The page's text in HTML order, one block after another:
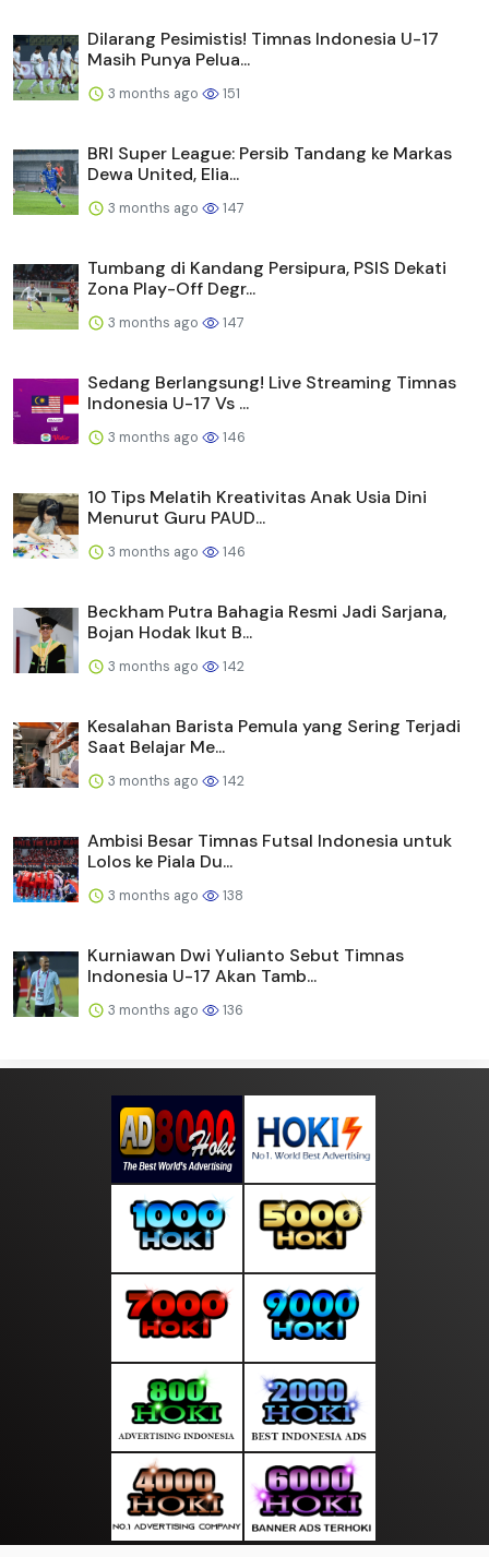
Dilarang Pesimistis! Timnas Indonesia U-17
Masih Punya Pelua...
3 months ago 151
BRI Super League: Persib Tandang ke Markas
Dewa United, Elia...
3 months ago 147
Tumbang di Kandang Persipura, PSIS Dekati
Zona Play-Off Degr...
3 months ago 147
Sedang Berlangsung! Live Streaming Timnas
Indonesia U-17 Vs ...
3 months ago 146
10 Tips Melatih Kreativitas Anak Usia Dini
Menurut Guru PAUD...
3 months ago 146
Beckham Putra Bahagia Resmi Jadi Sarjana,
Bojan Hodak Ikut B...
3 months ago 142
Kesalahan Barista Pemula yang Sering Terjadi
Saat Belajar Me...
3 months ago 142
Ambisi Besar Timnas Futsal Indonesia untuk
Lolos ke Piala Du...
3 months ago 138
Kurniawan Dwi Yulianto Sebut Timnas
Indonesia U-17 Akan Tamb...
3 months ago 136